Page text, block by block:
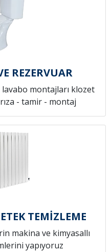
REZERVUAR
montajları klozet
- tamir - montaj
TEMİZLEME
makina ve kimyasallı
yapıyoruz